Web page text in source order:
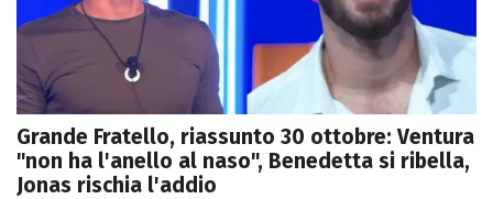
Grande Fratello, riassunto 30 ottobre: Ventura
"non ha l'anello al naso", Benedetta si ribella,
Jonas rischia l'addio